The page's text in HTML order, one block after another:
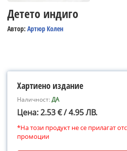
Детето индиго
Автор: Артюр Колен
Хартиено издание
Наличност:ДА
Цена: 2.53 € / 4.95 ЛВ.
*На този продукт не се прилагат
промоции